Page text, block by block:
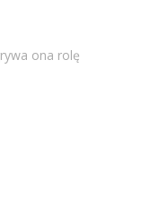
ona rolę